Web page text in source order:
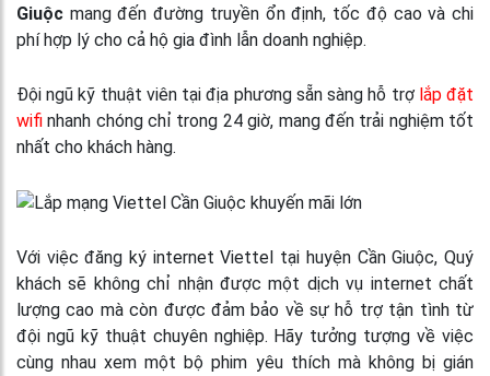
Giuộc mang đến đường truyền ổn định, tốc độ cao và chi
phí hợp lý cho cả hộ gia đình lẫn doanh nghiệp.
Đội ngũ kỹ thuật viên tại địa phương sẵn sàng hỗ trợ lắp đặt
wifi nhanh chóng chỉ trong 24 giờ, mang đến trải nghiệm tốt
nhất cho khách hàng.
Với việc đăng ký internet Viettel tại huyện Cần Giuộc, Quý
khách sẽ không chỉ nhận được một dịch vụ internet chất
lượng cao mà còn được đảm bảo về sự hỗ trợ tận tình từ
đội ngũ kỹ thuật chuyên nghiệp. Hãy tưởng tượng về việc
cùng nhau xem một bộ phim yêu thích mà không bị gián